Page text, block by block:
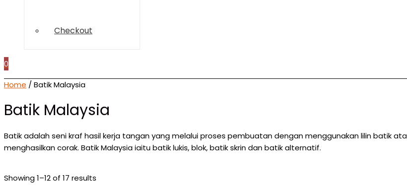
Checkout
0
Home / Batik Malaysia
Batik Malaysia
Batik adalah seni kraf hasil kerja tangan yang melalui proses pembuatan dengan menggunakan lilin batik
menghasilkan corak. Batik Malaysia iaitu batik lukis, blok, batik skrin dan batik alternatif.
Showing 1–12 of 17 results